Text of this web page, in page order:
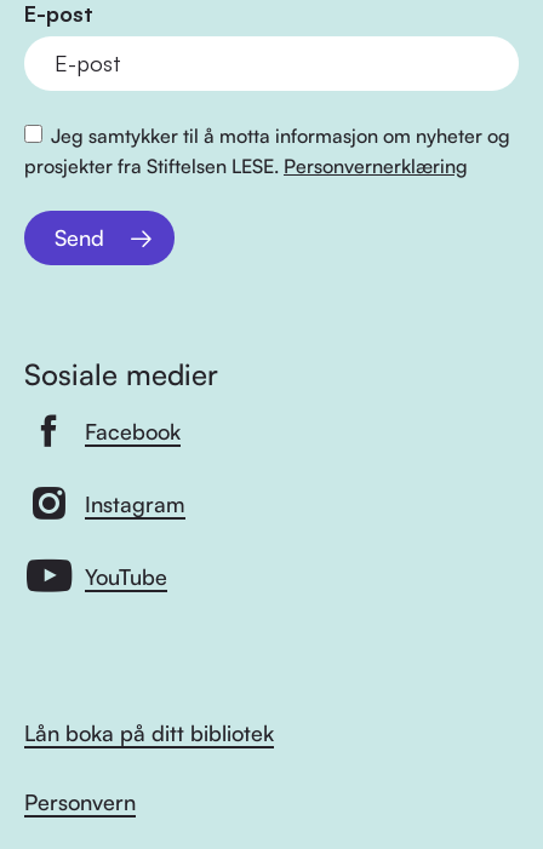
E-post
Jeg samtykker til å motta informasjon om nyheter og
prosjekter fra Stiftelsen LESE. Personvernerklæring
Send
Sosiale medier
Facebook
Instagram
YouTube
Lån boka på ditt bibliotek
Personvern